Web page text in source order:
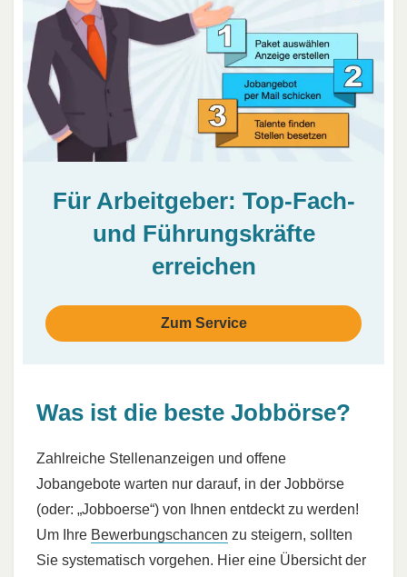
Für Arbeitgeber: Top-Fach-
und Führungskräfte
erreichen
Zum Service
Was ist die beste Jobbörse?
Zahlreiche Stellenanzeigen und offene
Jobangebote warten nur darauf, in der Jobbörse
(oder: „Jobboerse“) von Ihnen entdeckt zu werden!
Um Ihre Bewerbungschancen zu steigern, sollten
Sie systematisch vorgehen. Hier eine Übersicht der